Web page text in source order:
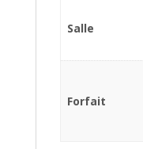
Salle
Forfait